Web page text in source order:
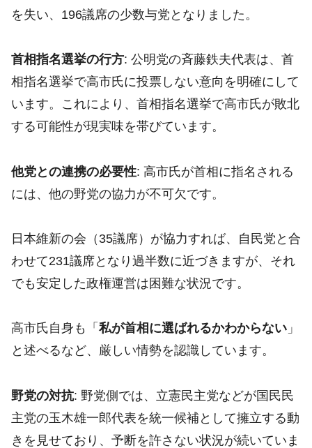
を失い、196議席の少数与党となりました。
首相指名選挙の行方: 公明党の斉藤鉄夫代表は、首
相指名選挙で高市氏に投票しない意向を明確にして
います。これにより、首相指名選挙で高市氏が敗北
する可能性が現実味を帯びています。
他党との連携の必要性: 高市氏が首相に指名される
には、他の野党の協力が不可欠です。
日本維新の会（35議席）が協力すれば、自民党と合
わせて231議席となり過半数に近づきますが、それ
でも安定した政権運営は困難な状況です。
高市氏自身も「 私が首相に選ばれるかわからない 」
と述べるなど、厳しい情勢を認識しています。​
野党の対抗: 野党側では、立憲民主党などが国民民
主党の玉木雄一郎代表を統一候補として擁立する動
きを見せており、予断を許さない状況が続いていま